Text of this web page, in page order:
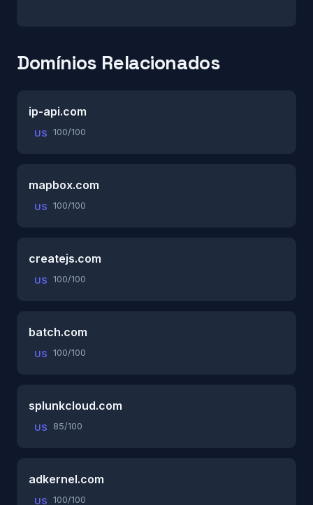
Domínios Relacionados
ip-api.com
US 100/100
mapbox.com
US 100/100
createjs.com
US 100/100
batch.com
US 100/100
splunkcloud.com
US 85/100
adkernel.com
US 100/100